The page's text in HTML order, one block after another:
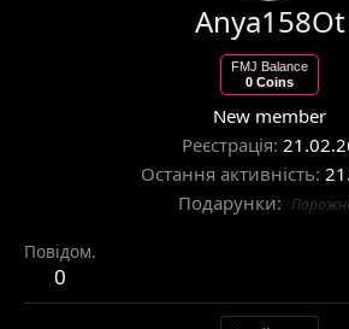
Anya158Ot
FMJ Balance
0 Coins
New member
Реєстрація
Остання активність
Подарунки
Повідом.
0